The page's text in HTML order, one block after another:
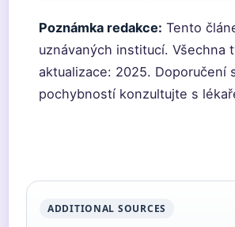
Poznámka redakce: Tento
uznávaných institucí. Všechna
aktualizace: 2025. Doporučení
pochybností konzultujte s
ADDITIONAL SOURCES